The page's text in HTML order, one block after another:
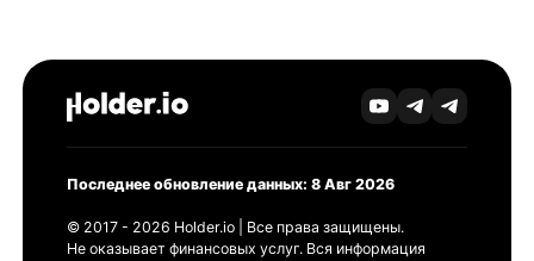
Последнее обновление данных: 8 Авг 2026
© 2017 - 2026 Holder.io | Все права защищены.
Не оказывает финансовых услуг. Вся информация